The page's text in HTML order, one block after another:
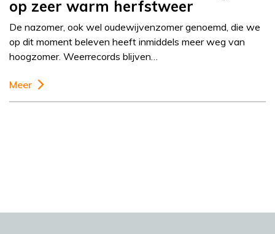
op zeer warm herfstweer
De nazomer, ook wel oudewijvenzomer genoemd, die we
op dit moment beleven heeft inmiddels meer weg van
hoogzomer. Weerrecords blijven…
Meer